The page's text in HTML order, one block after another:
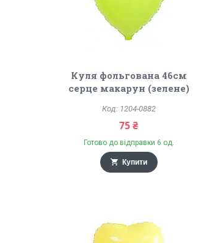
Куля фольгована 46см
серце макарун (зелене)
1204-0882
75 ₴
Готово до відправки 6 од.
Купити